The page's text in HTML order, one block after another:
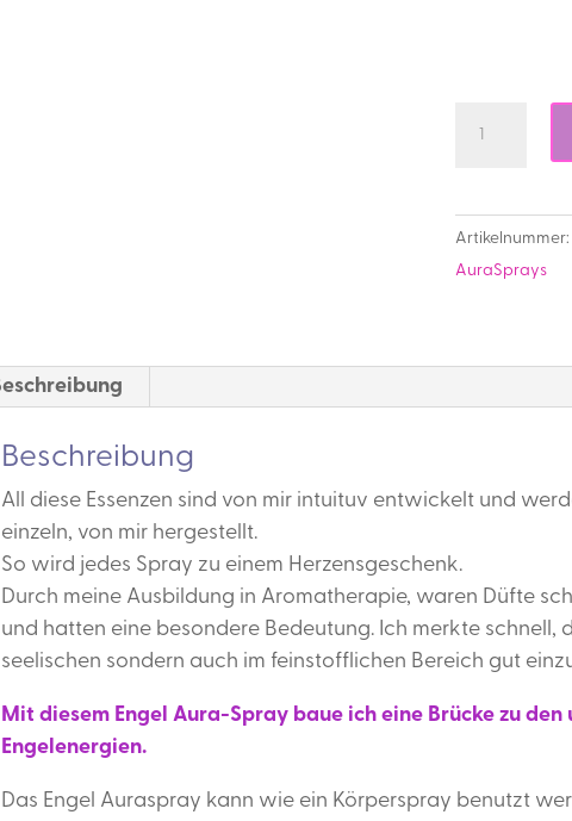
Erwecke
die
Göttin
Menge
Artikelnummer:
AuraSprays
Beschreibung
All diese Essenzen sind von mir intuituv entwickelt und
einzeln, von mir hergestellt.
So wird jedes Spray zu einem Herzensgeschenk.
Durch meine Ausbildung in Aromatherapie, waren Düfte
und hatten eine besondere Bedeutung. Ich merkte schnell,
seelischen sondern auch im feinstofflichen Bereich gut
Mit diesem Engel Aura-Spray baue ich eine Brücke zu
Engelenergien.
Das Engel Auraspray kann wie ein Körperspray benutzt